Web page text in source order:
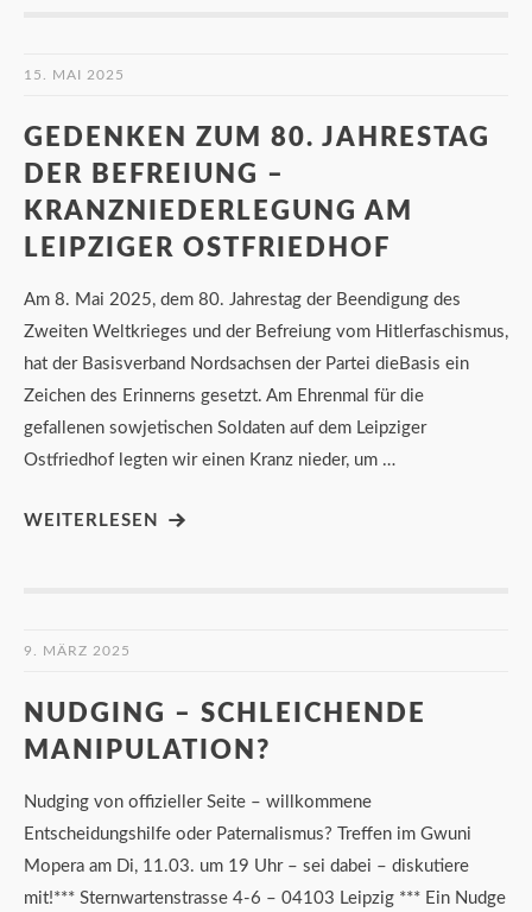
15. MAI 2025
GEDENKEN ZUM 80. JAHRESTAG
DER BEFREIUNG –
KRANZNIEDERLEGUNG AM
LEIPZIGER OSTFRIEDHOF
Am 8. Mai 2025, dem 80. Jahrestag der Beendigung des
Zweiten Weltkrieges und der Befreiung vom Hitlerfaschismus,
hat der Basisverband Nordsachsen der Partei dieBasis ein
Zeichen des Erinnerns gesetzt. Am Ehrenmal für die
gefallenen sowjetischen Soldaten auf dem Leipziger
Ostfriedhof legten wir einen Kranz nieder, um …
WEITERLESEN
9. MÄRZ 2025
NUDGING – SCHLEICHENDE
MANIPULATION?
Nudging von offizieller Seite – willkommene
Entscheidungshilfe oder Paternalismus? Treffen im Gwuni
Mopera am Di, 11.03. um 19 Uhr – sei dabei – diskutiere
mit!*** Sternwartenstrasse 4-6 – 04103 Leipzig *** Ein Nudge